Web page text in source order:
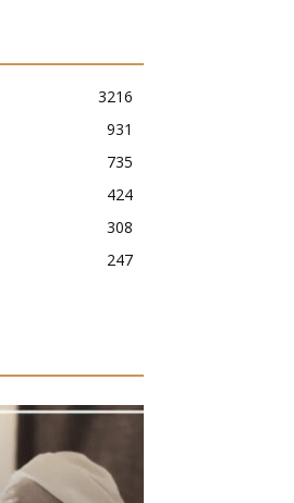
3216
931
735
424
308
247